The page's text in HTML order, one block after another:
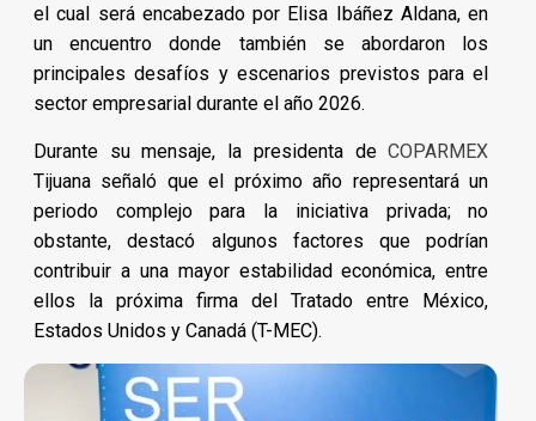
el cual será encabezado por Elisa Ibáñez Aldana, en
un encuentro donde también se abordaron los
principales desafíos y escenarios previstos para el
sector empresarial durante el año 2026.
Durante su mensaje, la presidenta deCOPARMEX
Tijuana señaló que el próximo año representará un
periodo complejo para la iniciativa privada; no
obstante, destacó algunos factores que podrían
contribuir a una mayor estabilidad económica, entre
ellos la próxima firma del Tratado entre México,
Estados Unidos y Canadá (T-MEC).